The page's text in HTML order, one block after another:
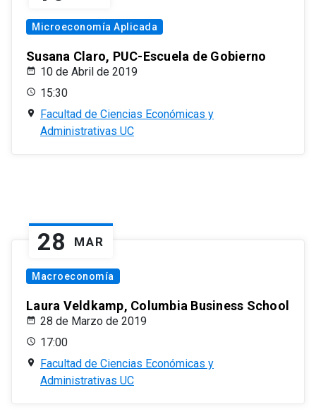
Microeconomía Aplicada
Susana Claro, PUC-Escuela de Gobierno
10 de Abril de 2019
15:30
Facultad de Ciencias Económicas y
Administrativas UC
28 MAR
Macroeconomía
Laura Veldkamp, Columbia Business School
28 de Marzo de 2019
17:00
Facultad de Ciencias Económicas y
Administrativas UC